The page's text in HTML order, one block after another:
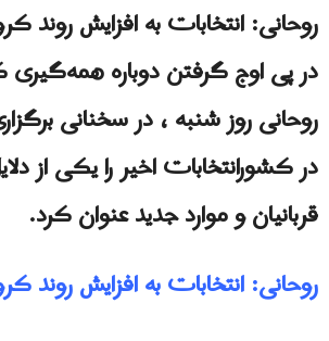
روحانی: انتخابات به افزایش روند
در پی اوج گرفتن دوباره
روحانی روز شنبه ، در سخنانی
در کشورانتخابات اخیر را یکی از
قربانیان و موارد جدید عنوان کرد.
روحانی: انتخابات به افزایش روند